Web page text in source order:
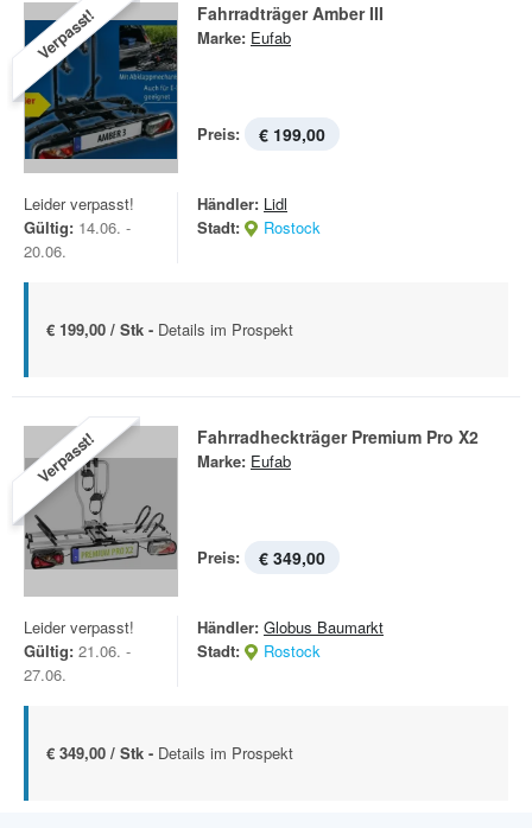
Verpasst! Fahrradträger Amber III
Marke: Eufab
Preis: € 199,00
Leider verpasst!
Gültig: 14.06. -
20.06.
Händler: Lidl
Stadt:
Rostock
€ 199,00 / Stk - Details im Prospekt
Verpasst! Fahrradheckträger Premium Pro X2
Marke: Eufab
Preis: € 349,00
Leider verpasst!
Gültig: 21.06. -
27.06.
Händler: Globus Baumarkt
Stadt:
Rostock
€ 349,00 / Stk - Details im Prospekt